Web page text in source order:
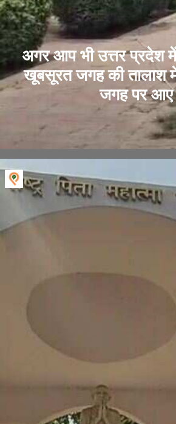
अगर आप भी उत्तर प्रदेश
खूबसूरत जगह की तालाश
जगह पर आए